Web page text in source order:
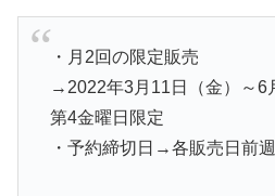
・月2回の限定販売
→2022年3月11日（金）～6
第4金曜日限定
・予約締切日→各販売日前